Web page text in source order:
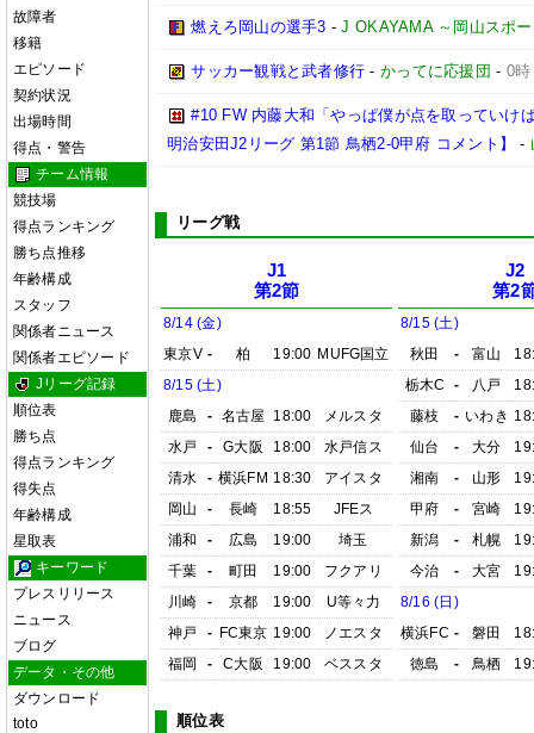
故障者
移籍
エピソード
契約状況
出場時間
得点・警告
チーム情報
競技場
得点ランキング
勝ち点推移
年齢構成
スタッフ
関係者ニュース
関係者エピソード
Jリーグ記録
順位表
勝ち点
得点ランキング
得失点
年齢構成
星取表
キーワード
プレスリリース
ニュース
ブログ
データ・その他
ダウンロード
toto
燃えろ岡山の選手3 -J OKAYAMA ～岡山スポ
サッカー観戦と武者修行 -かってに応援団 - 0時
#10 FW 内藤大和「やっぱ僕が点を取っていけ
明治安田J2リーグ 第1節 鳥栖2-0甲府 コメント】
-
リーグ戦
J1
第2節
8/14 (金)
東京V - 柏 19:00 MUFG国立
8/15 (土)
鹿島
- 名古屋 18:00
メルスタ
水戸
- G大阪 18:00
水戸信ス
清水
- 横浜FM 18:30
アイスタ
岡山
- 長崎 18:55
JFEス
浦和
- 広島 19:00
埼玉
千葉
- 町田 19:00
フクアリ
川崎
- 京都 19:00
U等々力
神戸
- FC東京 19:00
ノエスタ
福岡
- C大阪 19:00 ベススタ
J2
第2
8/15 (土)
秋田
- 富山
栃木C
- 八戸
藤枝
- いわき
仙台
- 大分
湘南
- 山形
甲府
- 宮崎
新潟
- 札幌
今治
- 大宮
8/16 (日)
横浜FC - 磐田
徳島
- 鳥栖
順位表